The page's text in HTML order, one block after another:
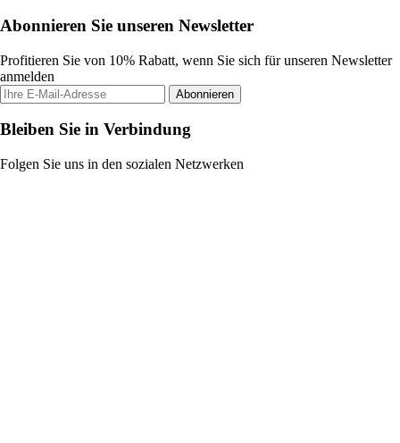
Abonnieren Sie unseren Newsletter
Profitieren Sie von 10% Rabatt, wenn Sie sich für unseren Newsletter
anmelden
Abonnieren
Bleiben Sie in Verbindung
Folgen Sie uns in den sozialen Netzwerken